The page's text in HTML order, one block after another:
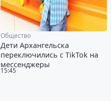
15:45
Общество
Дети Архангельска
переключились с TikTok на
мессенджеры